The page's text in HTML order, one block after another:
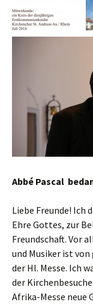
Abbé Pascal
Liebe Freunde! Ich
Ehre Gottes, zur
Freundschaft. Vor
und Musiker ist
der Hl. Messe. Ich
der
Afrika-Messe neue